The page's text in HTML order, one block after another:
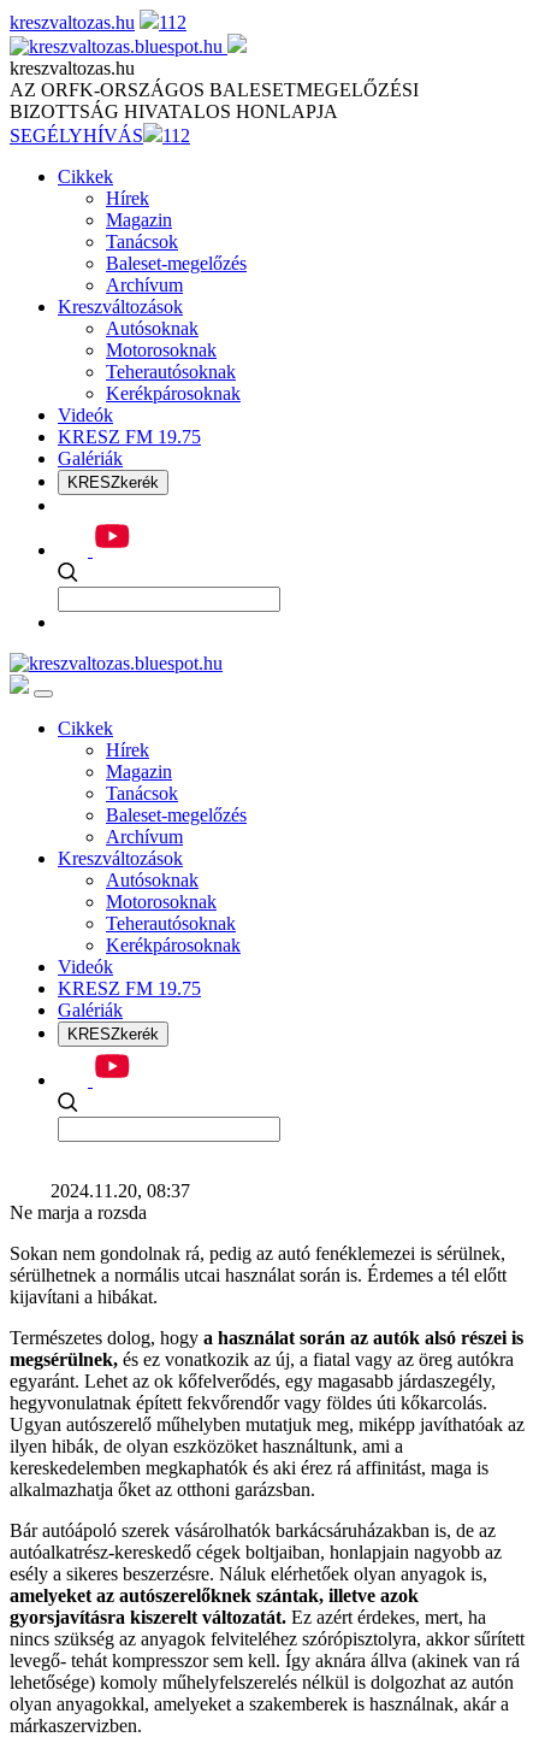
Skip
to
content
kreszvaltozas.hu 112
kreszvaltozas.hu
AZ ORFK-ORSZÁGOS BALESETMEGELŐZÉSI
BIZOTTSÁG HIVATALOS HONLAPJA
SEGÉLYHÍVÁS
112
Cikkek
Hírek
Magazin
Tanácsok
Baleset-megelőzés
Archívum
Kreszváltozások
Autósoknak
Motorosoknak
Teherautósoknak
Kerékpárosoknak
Videók
KRESZ FM 19.75
Galériák
KRESZkerék
Cikkek
Hírek
Magazin
Tanácsok
Baleset-megelőzés
Archívum
Kreszváltozások
Autósoknak
Motorosoknak
Teherautósoknak
Kerékpárosoknak
Videók
KRESZ FM 19.75
Galériák
KRESZkerék
2024.11.20, 08:37
Ne marja a rozsda
Sokan nem gondolnak rá, pedig az autó fenéklemezei is sérülnek,
sérülhetnek a normális utcai használat során is. Érdemes a tél előtt
kijavítani a hibákat.
Természetes dolog, hogy a használat során az autók alsó részei is
megsérülnek, és ez vonatkozik az új, a fiatal vagy az öreg autókra
egyaránt. Lehet az ok kőfelverődés, egy magasabb járdaszegély,
hegyvonulatnak épített fekvőrendőr vagy földes úti kőkarcolás.
Ugyan autószerelő műhelyben mutatjuk meg, miképp javíthatóak az
ilyen hibák, de olyan eszközöket használtunk, ami a
kereskedelemben megkaphatók és aki érez rá affinitást, maga is
alkalmazhatja őket az otthoni garázsban.
Bár autóápoló szerek vásárolhatók barkácsáruházakban is, de az
autóalkatrész-kereskedő cégek boltjaiban, honlapjain nagyobb az
esély a sikeres beszerzésre. Náluk elérhetőek olyan anyagok is,
amelyeket az autószerelőknek szántak, illetve azok
gyorsjavításra kiszerelt változatát. Ez azért érdekes, mert, ha
nincs szükség az anyagok felviteléhez szórópisztolyra, akkor sűrített
levegő- tehát kompresszor sem kell. Így aknára állva (akinek van rá
lehetősége) komoly műhelyfelszerelés nélkül is dolgozhat az autón
olyan anyagokkal, amelyeket a szakemberek is használnak, akár a
márkaszervizben.